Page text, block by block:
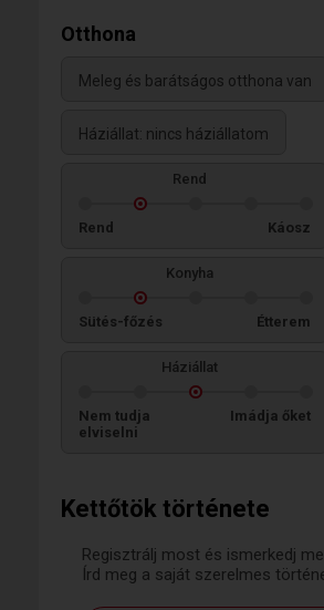
Kettőtök története
Regisztrálj most és ismerkedj
Írd meg a saját szerelmes
Otthona
Meleg és barátságos otthona van
Háziállat: nincs háziállatom
Rend
Rend Káosz
Konyha
Sütés-főzés Étterem
Háziállat
Nem tudja
elviselni
Imádja őket